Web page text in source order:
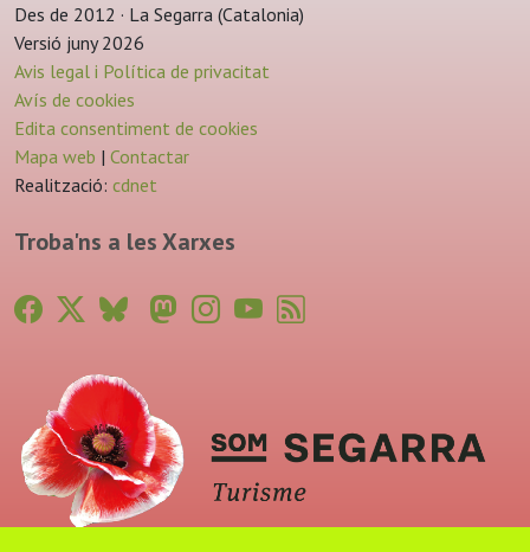
Des de 2012 · La Segarra (Catalonia)
Versió juny 2026
Avis legal i Política de privacitat
Avís de cookies
Edita consentiment de cookies
Mapa web | Contactar
Realització: cdnet
Troba'ns a les Xarxes